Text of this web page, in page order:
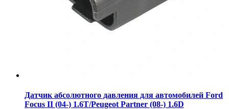
Датчик абсолютного давления для автомобилей Ford
Focus II (04-) 1.6T/Peugeot Partner (08-) 1.6D